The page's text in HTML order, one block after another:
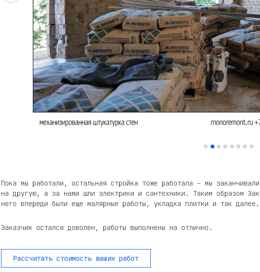
Пока мы работали, остальная стройка тоже работала – мы
на другую, а за нами шли электрики и сантехники. Таким образом
него впереди были еще малярные работы, укладка плитки и так далее.
Заказчик остался доволен, работы выполнены на отлично.
Рассчитать стоимость ваших работ